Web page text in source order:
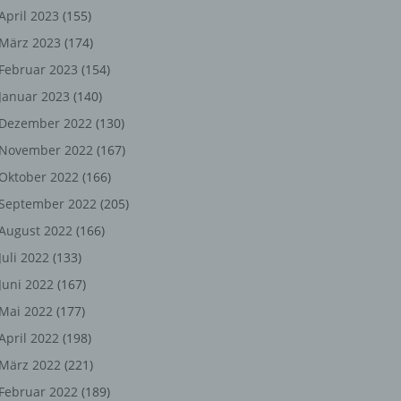
2023 (155)
März 2023 (174)
Februar 2023 (154)
Januar 2023 (140)
Dezember 2022 (130)
November 2022 (167)
Oktober 2022 (166)
September 2022 (205)
2022 (166)
Juli 2022 (133)
Juni 2022 (167)
Mai 2022 (177)
2022 (198)
März 2022 (221)
Februar 2022 (189)
oder